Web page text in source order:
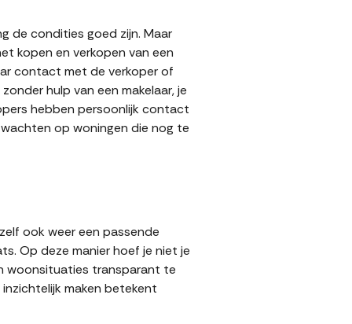
de condities goed zijn. Maar
kopen en verkopen van een
contact met de verkoper of
hulp van een makelaar, je
hebben persoonlijk contact
op woningen die nog te
ook weer een passende
Op deze manier hoef je niet je
woonsituaties transparant te
maken betekent